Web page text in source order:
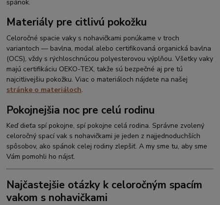
spánok.
Materiály pre citlivú pokožku
Celoročné spacie vaky s nohavičkami ponúkame v troch
variantoch — bavlna, modal alebo certifikovaná organická bavlna
(OCS), vždy s rýchloschnúcou polyesterovou výplňou. Všetky vaky
majú certifikáciu OEKO-TEX, takže sú bezpečné aj pre tú
najcitlivejšiu pokožku. Viac o materiáloch nájdete na našej
stránke o materiáloch.
Pokojnejšia noc pre celú rodinu
Keď dieťa spí pokojne, spí pokojne celá rodina. Správne zvolený
celoročný spací vak s nohavičkami je jeden z najjednoduchších
spôsobov, ako spánok celej rodiny zlepšiť. A my sme tu, aby sme
Vám pomohli ho nájsť.
Najčastejšie otázky k celoročným spacím
vakom s nohavičkami